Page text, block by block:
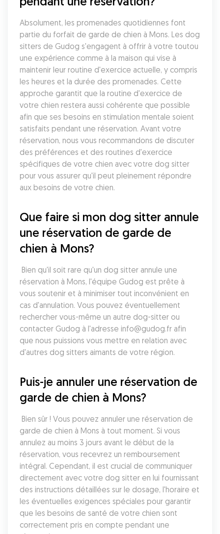
Absolument, les promenades quotidiennes font
partie du forfait de garde de chien à Mons. Les dog
sitters de Gudog s'engagent à offrir à votre toutou
une expérience comme à la maison qui vise à
maintenir leur routine d'exercice actuelle, y compris
les heures et la durée des promenades. Cette
approche garantit que la routine d'exercice de
votre chien restera aussi cohérente que possible
afin que ses besoins en stimulation mentale soient
satisfaits pendant une réservation. Avant votre
réservation, nous vous recommandons de discuter
des préférences et des routines d'exercice
spécifiques de votre chien avec votre dog sitter
pour vous assurer qu'il peut pleinement répondre
aux besoins de votre chien.
Que faire si mon dog sitter annule
une réservation de garde de
chien à Mons?
réservation à Mons, l'équipe Gudog est prête à
vous soutenir et à minimiser tout inconvénient en
cas d'annulation. Vous pouvez éventuellement
rechercher vous-même un autre dog-sitter ou
contacter Gudog à l'adresse info@gudog.fr afin
que nous puissions vous mettre en relation avec
d'autres dog sitters aimants de votre région.
Puis-je annuler une réservation de
garde de chien à Mons?
garde de chien à Mons à tout moment. Si vous
annulez au moins 3 jours avant le début de la
réservation, vous recevrez un remboursement
intégral. Cependant, il est crucial de communiquer
directement avec votre dog sitter en lui fournissant
des instructions détaillées sur le dosage, l'horaire et
les éventuelles exigences spéciales pour garantir
que les besoins de santé de votre chien sont
correctement pris en compte pendant une